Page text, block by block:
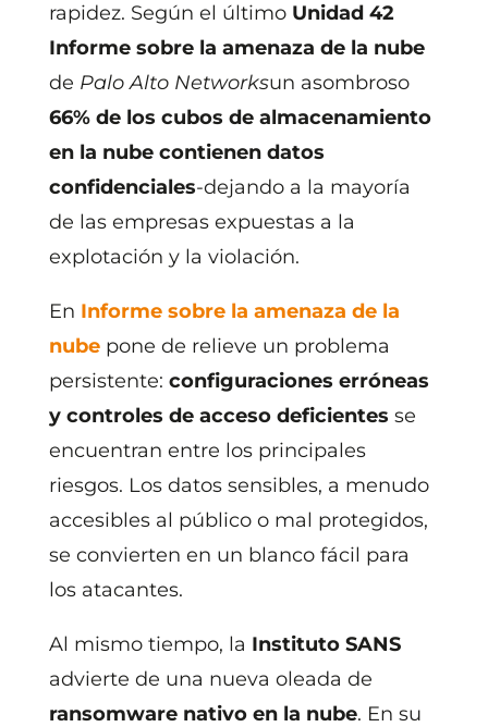
rapidez. Según el último Unidad 42
Informe sobre la amenaza de la nube
de Palo Alto Networksun asombroso
66% de los cubos de almacenamiento
en la nube contienen datos
confidenciales-dejando a la mayoría
de las empresas expuestas a la
explotación y la violación.
En Informe sobre la amenaza de la
nubepone de relieve un problema
persistente: configuraciones erróneas
y controles de acceso deficientes se
encuentran entre los principales
riesgos. Los datos sensibles, a menudo
accesibles al público o mal protegidos,
se convierten en un blanco fácil para
los atacantes.
Al mismo tiempo, la Instituto SANS
advierte de una nueva oleada de
ransomware nativo en la nube. En su